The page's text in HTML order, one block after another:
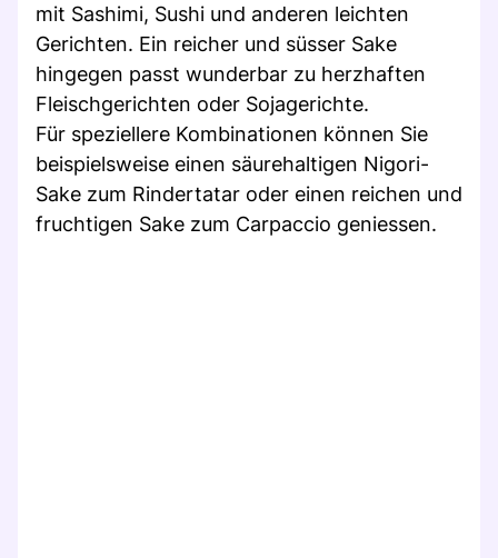
mit Sashimi, Sushi und anderen leichten
Gerichten. Ein reicher und süsser Sake
hingegen passt wunderbar zu herzhaften
Fleischgerichten oder Sojagerichte.
Für speziellere Kombinationen können Sie
beispielsweise einen säurehaltigen Nigori-
Sake zum Rindertatar oder einen reichen und
fruchtigen Sake zum Carpaccio geniessen.